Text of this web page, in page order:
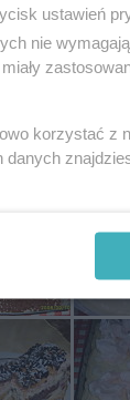
Fot:
ustawień
nie
korzystać z
danych